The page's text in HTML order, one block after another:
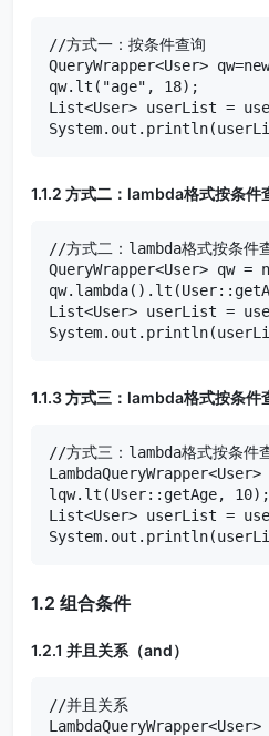
//方式一：按条件查询
QueryWrapper<User>
qw.lt("age", 18);
List<User> userList =
1.1.2 方式二：lambda格式按条件
//方式二：lambda格式按条件
QueryWrapper<User> qw =
List<User> userList =
1.1.3 方式三：lambda格式按条件
//方式三：lambda格式按条件
lqw.lt(User::getAge, 10);
List<User> userList =
1.2 组合条件
1.2.1 并且关系（and）
//并且关系